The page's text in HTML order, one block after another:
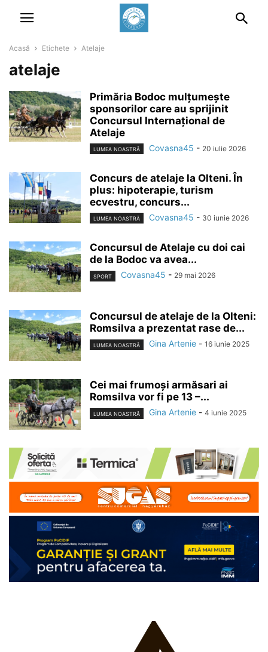
Acasă Etichete Atelaje
atelaje
Primăria Bodoc mulțumește
sponsorilor care au sprijinit
Concursul Internațional de
Atelaje
LUMEA NOASTRĂ Covasna45 - 20 iulie 2026
Concurs de atelaje la Olteni. În
plus: hipoterapie, turism
ecvestru, concurs...
LUMEA NOASTRĂ Covasna45 - 30 iunie 2026
Concursul de Atelaje cu doi cai
de la Bodoc va avea...
SPORT Covasna45 - 29 mai 2026
Concursul de atelaje de la Olteni:
Romsilva a prezentat rase de...
LUMEA NOASTRĂ Gina Artenie - 16 iunie 2025
Cei mai frumoși armăsari ai
Romsilva vor fi pe 13 –...
LUMEA NOASTRĂ Gina Artenie - 4 iunie 2025